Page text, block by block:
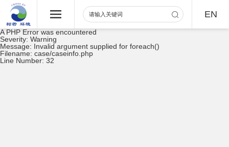
EN
A PHP Error was encountered
Severity: Warning
Message: Invalid argument supplied for foreach()
Filename: case/caseinfo.php
Line Number: 32